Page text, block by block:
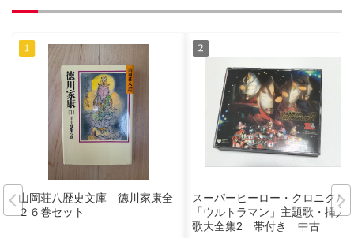
山岡荘八歴史文庫 徳川家康全
２６巻セット
スーパーヒーロー・クロニクル
「ウルトラマン」主題歌・挿入
歌大全集2 帯付き 中古